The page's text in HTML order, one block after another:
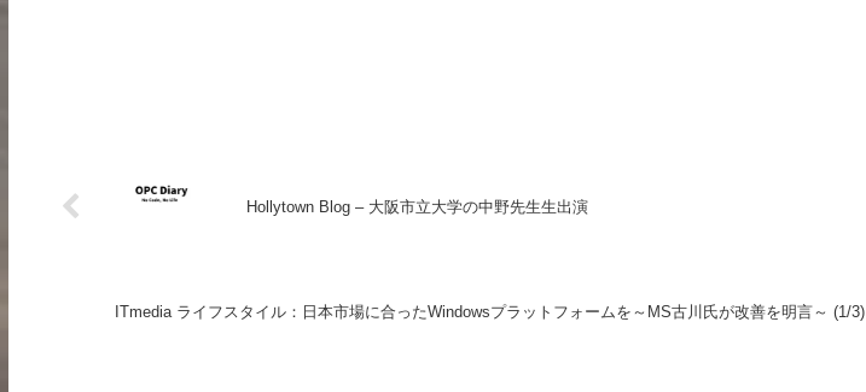
Hollytown Blog – 大阪市立大学の中野先生生出演
ITmedia ライフスタイル：日本市場に合ったWindowsプラットフォームを～MS古川氏が改善を明言～ (1/3)